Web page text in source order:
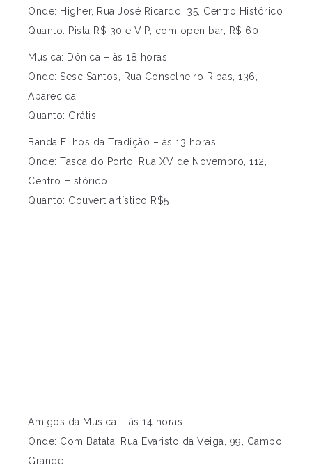
Onde: Higher, Rua José Ricardo, 35, Centro Histórico
Quanto: Pista R$ 30 e VIP, com open bar, R$ 60
Música: Dônica – às 18 horas
Onde: Sesc Santos, Rua Conselheiro Ribas, 136,
Aparecida
Quanto: Grátis
Banda Filhos da Tradição – às 13 horas
Onde: Tasca do Porto, Rua XV de Novembro, 112,
Centro Histórico
Quanto: Couvert artístico R$5
Amigos da Música – às 14 horas
Onde: Com Batata, Rua Evaristo da Veiga, 99, Campo
Grande